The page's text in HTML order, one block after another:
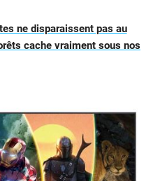
ne disparaissent pas au
cache vraiment sous nos